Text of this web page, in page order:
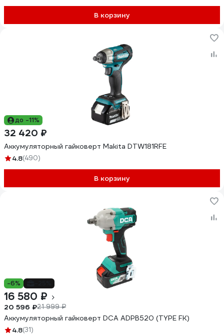
В корзину
до -11%
32 420 ₽
Аккумуляторный гайковерт Makita DTW181RFE
4.8(490)
В корзину
-6%
16 580 ₽
20 596 ₽21 999 ₽
Аккумуляторный гайковерт DCA ADPB520 (TYPE FK)
4.8(31)